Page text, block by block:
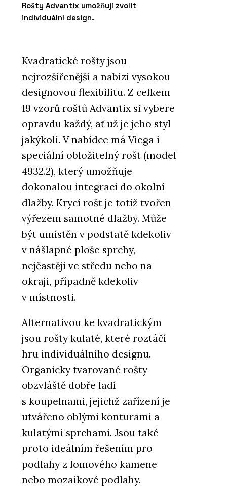
Rošty Advantix umožňují zvolit
individuální design.
Kvadratické rošty jsou
nejrozšířenější a nabízí vysokou
designovou flexibilitu. Z celkem
19 vzorů roštů Advantix si vybere
opravdu každý, ať už je jeho styl
jakýkoli. V nabídce má Viega i
speciální obložitelný rošt (model
4932.2), který umožňuje
dokonalou integraci do okolní
dlažby. Krycí rošt je totiž tvořen
výřezem samotné dlažby. Může
být umístěn v podstatě kdekoliv
v nášlapné ploše sprchy,
nejčastěji ve středu nebo na
okraji, případně kdekoliv
v místnosti.
Alternativou ke kvadratickým
jsou rošty kulaté, které roztáčí
hru individuálního designu.
Organicky tvarované rošty
obzvláště dobře ladí
s koupelnami, jejichž zařízení je
utvářeno oblými konturami a
kulatými sprchami. Jsou také
proto ideálním řešením pro
podlahy z lomového kamene
nebo mozaikové podlahy.